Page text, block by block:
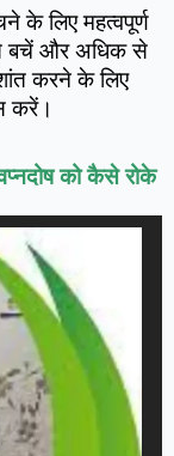
के लिए महत्वपूर्ण
से बचें और अधिक से
करने के लिए
करें।
को कैसे रोके